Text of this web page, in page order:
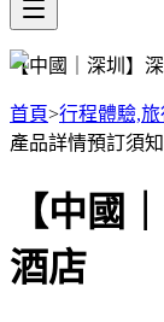
【中國｜深圳】
首頁>行程體驗,旅
產品詳情預訂須知
【中國
酒店